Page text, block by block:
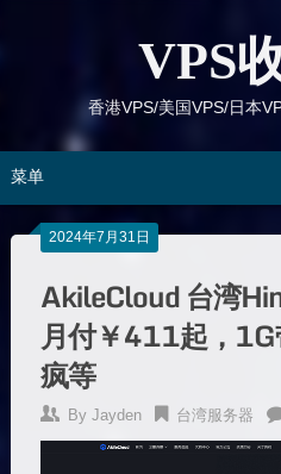
VPS
香港VPS/美国VPS/日本
菜单
2024年7月31日
AkileCloud 台湾
月付￥411起，1G
疯等
By Jayden 台湾服务器